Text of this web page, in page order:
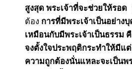
สูงสุด พระเจ้าที่จะช่วยให้รอด
ต้อง การที่มีพระเจ้าเป็นอย่า
เหมือนกับมีพระเจ้าเป็นธรรม
จงตั้งใจประพฤติกระทำให้มีแ
ความถูกต้องนั่นแหละจะเป็นพ